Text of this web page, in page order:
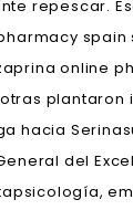
repescar.
spain
online
plantaron
hacia
del